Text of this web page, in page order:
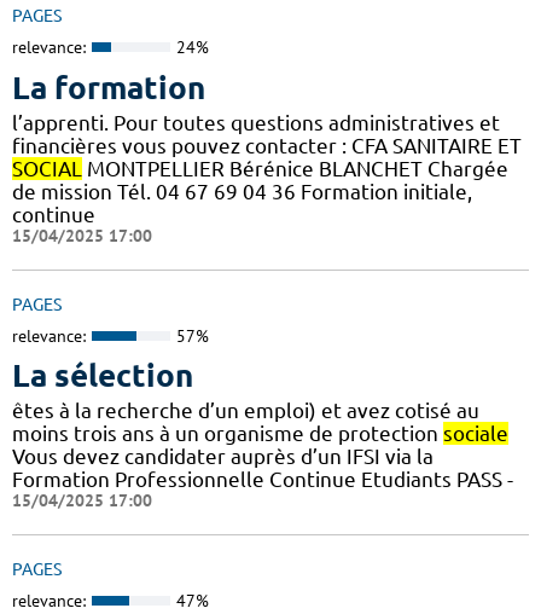
PAGES
relevance: 24%
La formation
l’apprenti. Pour toutes questions administratives et
financières vous pouvez contacter : CFA SANITAIRE ET
SOCIAL MONTPELLIER Bérénice BLANCHET Chargée
de mission Tél. 04 67 69 04 36 Formation initiale,
continue
15/04/2025 17:00
PAGES
relevance: 57%
La sélection
êtes à la recherche d’un emploi) et avez cotisé au
moins trois ans à un organisme de protection sociale
Vous devez candidater auprès d’un IFSI via la
Formation Professionnelle Continue Etudiants PASS -
15/04/2025 17:00
PAGES
relevance: 47%